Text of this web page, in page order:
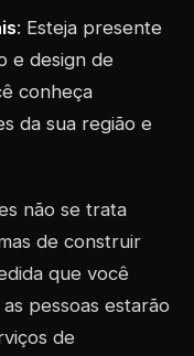
: Esteja presente
e design de
conheça
da sua região e
não se trata
de construir
que você
pessoas estarão
de